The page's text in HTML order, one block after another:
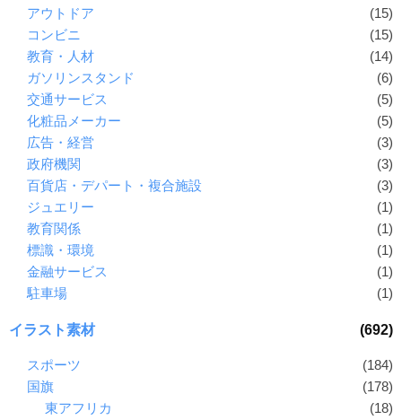
アウトドア
(15)
コンビニ
(15)
教育・人材
(14)
ガソリンスタンド
(6)
交通サービス
(5)
化粧品メーカー
(5)
広告・経営
(3)
政府機関
(3)
百貨店・デパート・複合施設
(3)
ジュエリー
(1)
教育関係
(1)
標識・環境
(1)
金融サービス
(1)
駐車場
(1)
イラスト素材 (692)
スポーツ
(184)
国旗
(178)
東アフリカ
(18)